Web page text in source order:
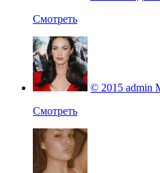
Смотреть
© 2015 admin
Смотреть